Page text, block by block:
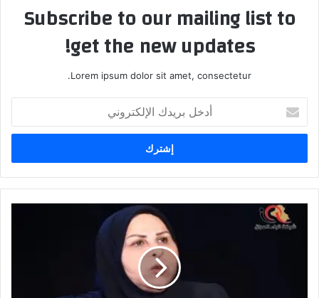
Subscribe to our mailing list to
get the new updates!
Lorem ipsum dolor sit amet, consectetur.
بريدك
الإلكتروني
نصيف